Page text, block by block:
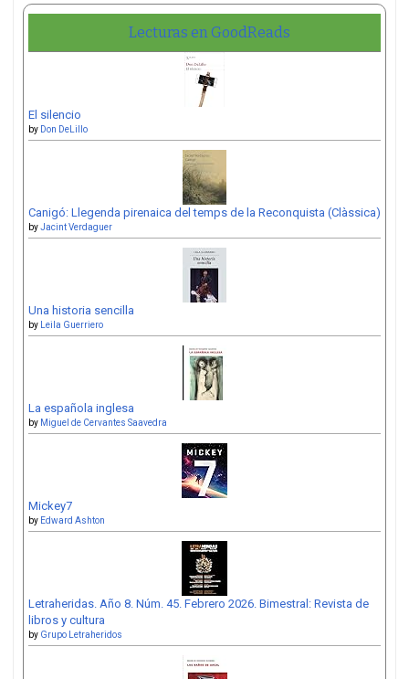
Lecturas en GoodReads
El silencio
by Don DeLillo
Canigó: Llegenda pirenaica del temps de la Reconquista (Clàssica)
byJacint Verdaguer
Una historia sencilla
by Leila Guerriero
La española inglesa
by Miguel de Cervantes Saavedra
Mickey7
by Edward Ashton
Letraheridas. Año 8. Núm. 45. Febrero 2026. Bimestral: Revista de
libros y cultura
by Grupo Letraheridos